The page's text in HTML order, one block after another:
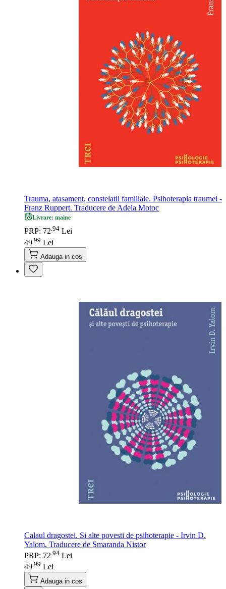
Trauma, atasament, constelatii familiale. Psihoterapia traumei -
Franz Ruppert. Traducere de Adela Motoc
Livrare: maine
PRP: 72 94 Lei
49 99 Lei
Adauga in cos
Calaul dragostei. Si alte povesti de psihoterapie - Irvin D.
Yalom. Traducere de Smaranda Nistor
PRP: 72 94 Lei
49 99 Lei
Adauga in cos